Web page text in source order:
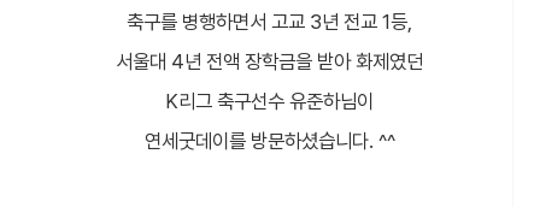
축구를 병행하면서 고교 3년 전교 1등,
서울대 4년 전액 장학금을 받아 화제였던
K리그 축구선수 유준하님이
연세굿데이를 방문하셨습니다. ^^